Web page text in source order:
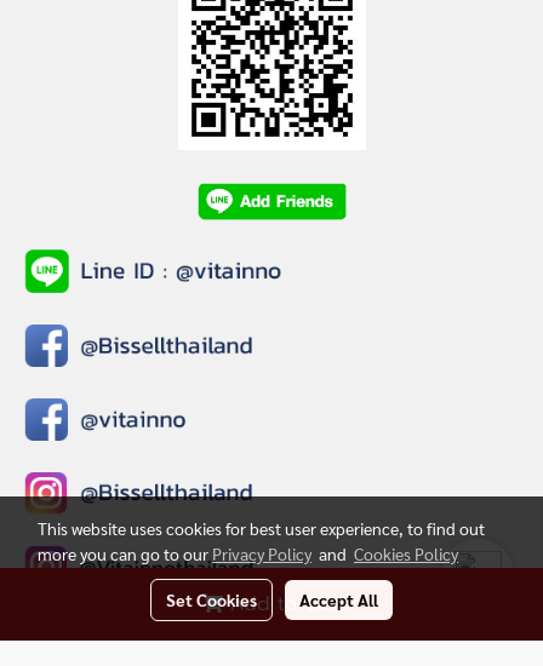
Add to Cart
This website uses cookies for best user experience, to find out
more you can go to our Privacy Policy and Cookies Policy
Set Cookies Accept All